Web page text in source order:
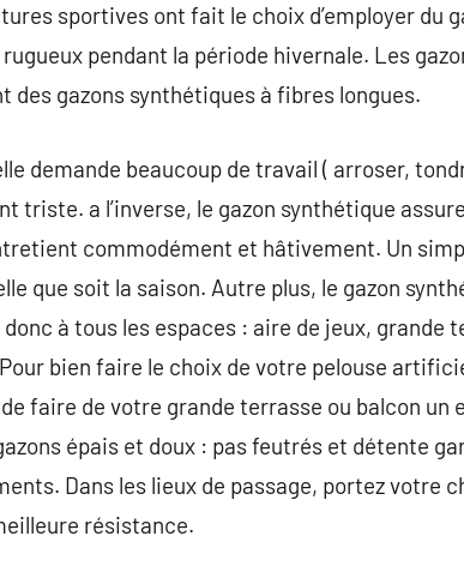
sportives ont fait le choix d’employer du
pendant la période hivernale. Les
des gazons synthétiques à fibres longues.
demande beaucoup de travail ( arroser,
triste. a l’inverse, le gazon synthétique
commodément et hâtivement. Un
que soit la saison. Autre plus, le gazon
à tous les espaces : aire de jeux, grande
bien faire le choix de votre pelouse
faire de votre grande terrasse ou balcon un
épais et doux : pas feutrés et détente
Dans les lieux de passage, portez votre
résistance.